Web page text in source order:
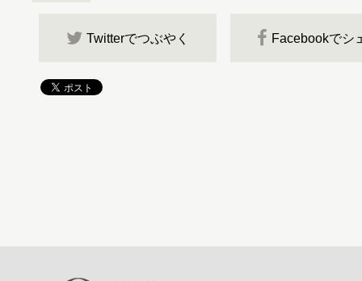
Twitterでつぶやく Facebookでシ